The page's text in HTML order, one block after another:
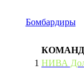
Бомбардиры
1 НИВА